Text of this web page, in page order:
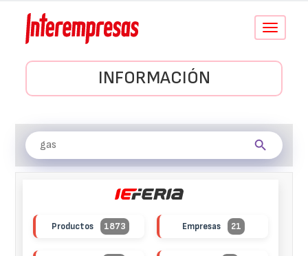
Conmutar
INFORMACIÓN
Productos 1873 Empresas 21